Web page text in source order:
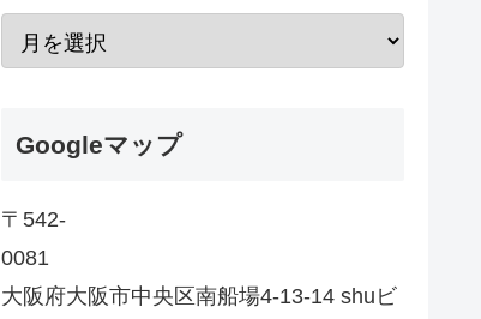
Googleマップ
〒542-
0081
大阪府大阪市中央区南船場4-13-14 shuビ